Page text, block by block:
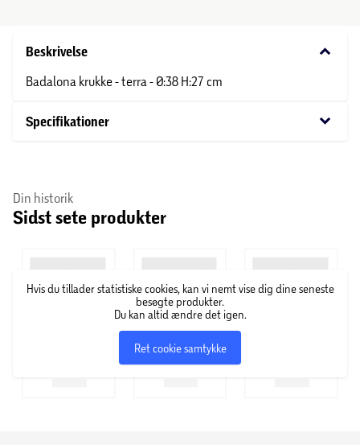
Beskrivelse keyboard_arrow_down
Badalona krukke - terra - Ø:38 H:27 cm
Specifikationer keyboard_arrow_down
Din historik
Sidst sete produkter
Hvis du tillader statistiske cookies, kan vi nemt vise dig dine seneste
besøgte produkter.
Du kan altid ændre det igen.
Ret cookie samtykke